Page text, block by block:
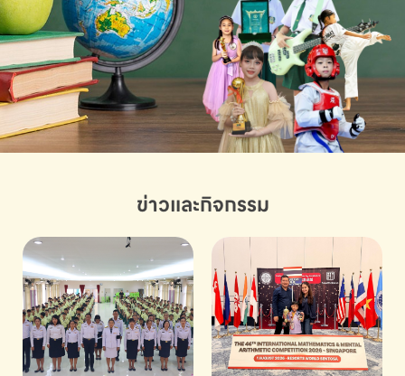
ข่าวและกิจกรรม